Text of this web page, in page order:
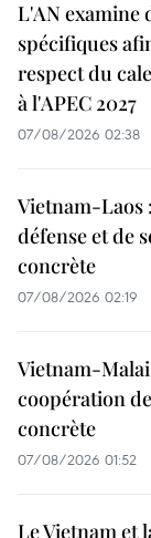
L'AN examine
spécifiques
respect du
à l'APEC 2027
07/08/2026 02:38
Vietnam-Laos
défense et de
concrète
07/08/2026 02:19
Vietnam-
coopération
concrète
07/08/2026 01:52
Le Vietnam et